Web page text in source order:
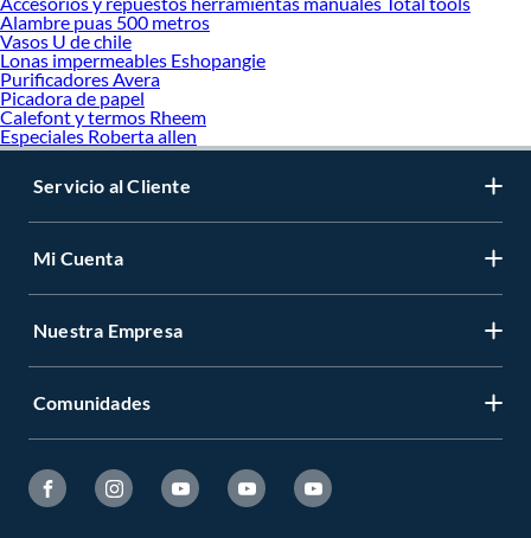
Alambre puas 500 metros
Vasos U de chile
Lonas impermeables Eshopangie
Purificadores Avera
Picadora de papel
Calefont y termos Rheem
Especiales Roberta allen
Servicio al Cliente
Mi Cuenta
Nuestra Empresa
Comunidades